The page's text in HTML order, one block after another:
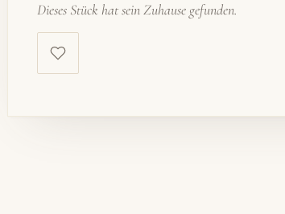
Dieses Stück hat sein Zuhause gefunden.